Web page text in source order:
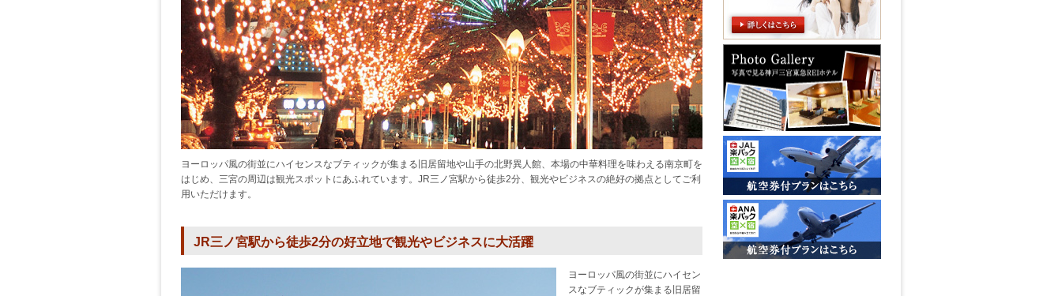
ヨーロッパ風の街並にハイセンスなブティックが集まる旧居留地や山手の北野異人館、本場の中華料理を味わえる南京町を
はじめ、三宮の周辺は観光スポットにあふれています。JR三ノ宮駅から徒歩2分、観光やビジネスの絶好の拠点としてご利
用いただけます。
JR三ノ宮駅から徒歩2分の好立地で観光やビジネスに大活躍
ヨーロッパ風の街並にハイセン
スなブティックが集まる旧居留